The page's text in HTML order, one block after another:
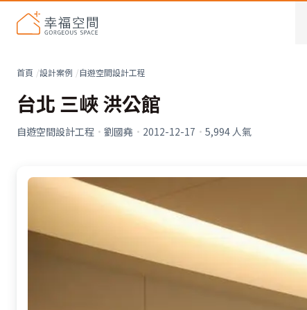
首頁 設計案例 自遊空間設計工程
台北 三峽 洪公館
自遊空間設計工程 · 劉國堯 · 2012-12-17 · 5,994人氣